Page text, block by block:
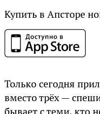
Купить в Апсторе
Только сегодня
вместо трёх —